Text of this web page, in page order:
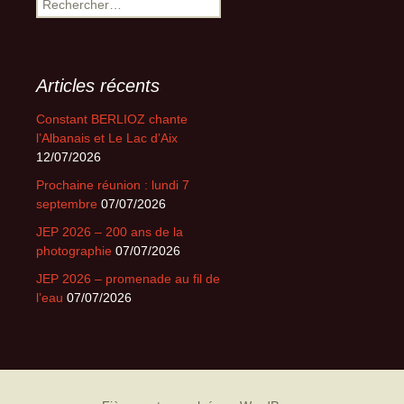
Articles récents
Constant BERLIOZ chante
l’Albanais et Le Lac d’Aix
12/07/2026
Prochaine réunion : lundi 7
septembre 07/07/2026
JEP 2026 – 200 ans de la
photographie 07/07/2026
JEP 2026 – promenade au fil de
l’eau 07/07/2026